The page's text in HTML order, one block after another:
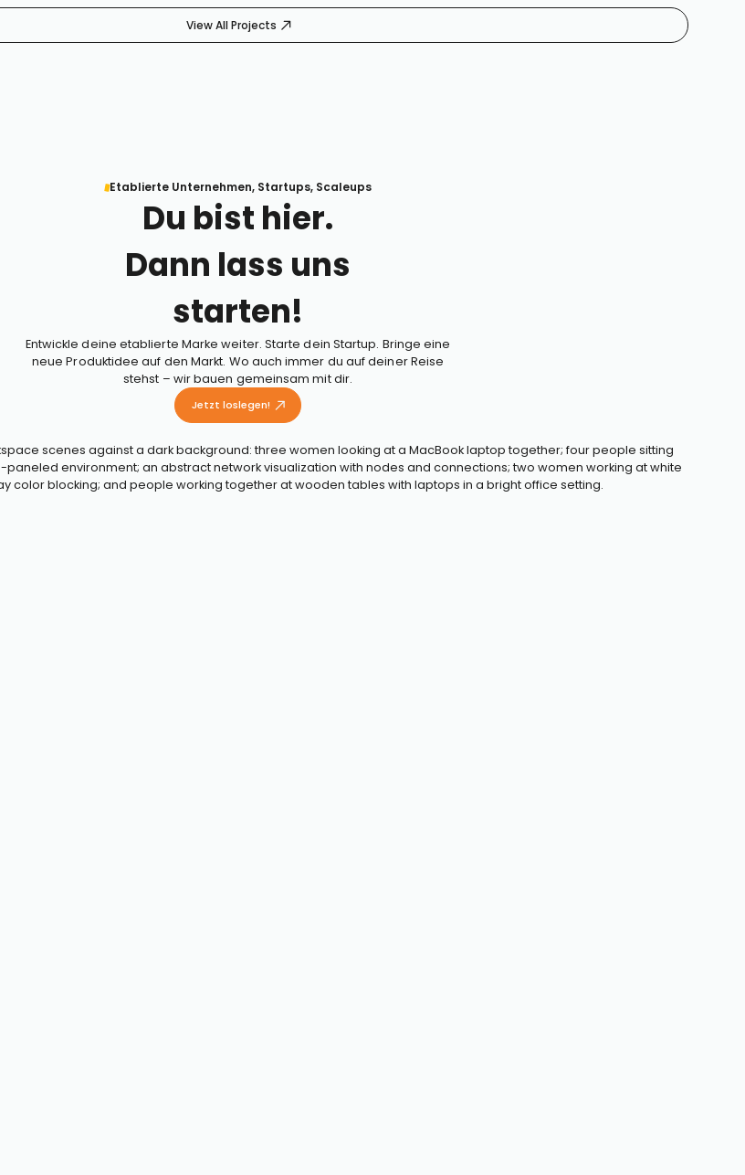
View All Projects
Etablierte Unternehmen, Startups, Scaleups
Du bist hier.
Dann lass uns
starten!
Entwickle deine etablierte Marke weiter. Starte dein Startup. Bringe eine
neue Produktidee auf den Markt. Wo auch immer du auf deiner Reise
stehst – wir bauen gemeinsam mit dir.
Jetzt loslegen!